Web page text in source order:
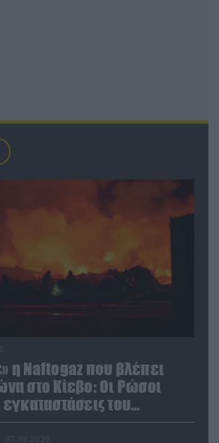
η Naftogaz που βλέπει
στο Κίεβο: Οι Ρώσοι
του
κολοσσού!